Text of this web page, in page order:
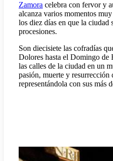
Zamora celebra con fervor y
alcanza varios momentos
los diez días en que la ciudad
procesiones.
Son diecisiete las cofradías
Dolores hasta el Domingo de
las calles de la ciudad en un
pasión, muerte y resurrección
representándola con sus más